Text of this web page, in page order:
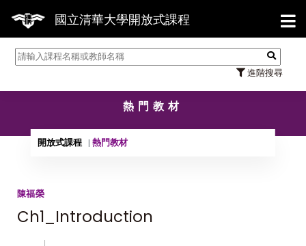
國立清華大學開放式課程
進階搜尋
【
熱門教材
開放式課程 熱門教材
陳福榮
Ch1_Introduction